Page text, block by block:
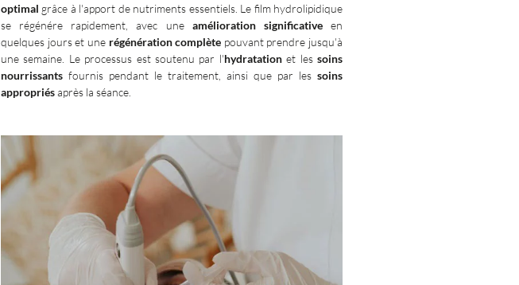
optimal grâce à l'apport de nutriments essentiels. Le film hydrolipidique
se régénére rapidement, avec une amélioration significativeen
quelques jours et une régénération complète pouvant prendre jusqu'à
une semaine. Le processus est soutenu par l'hydratationet lessoins
nourrissants fournis pendant le traitement, ainsi que par les soins
appropriésaprès la séance.